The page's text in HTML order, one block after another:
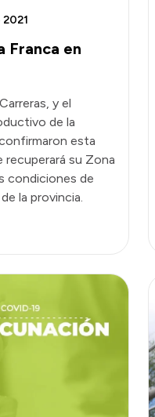
Franca en
y el
de la
esta
recuperará su Zona
condiciones de
la provincia.